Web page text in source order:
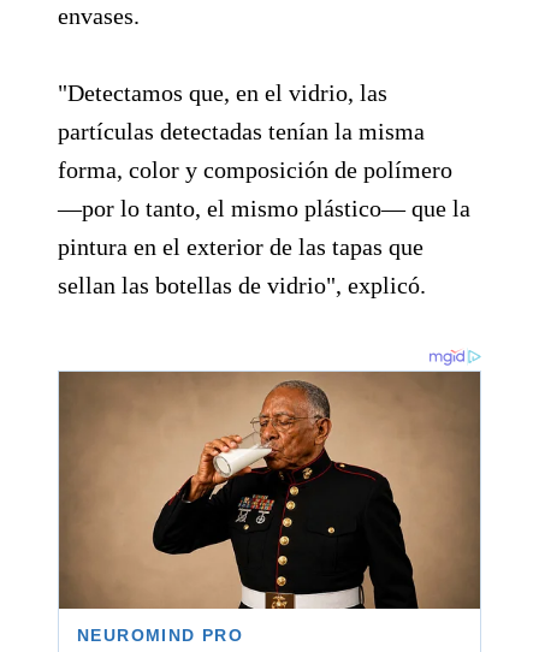
envases.
"Detectamos que, en el vidrio, las
partículas detectadas tenían la misma
forma, color y composición de polímero
—por lo tanto, el mismo plástico— que la
pintura en el exterior de las tapas que
sellan las botellas de vidrio", explicó.